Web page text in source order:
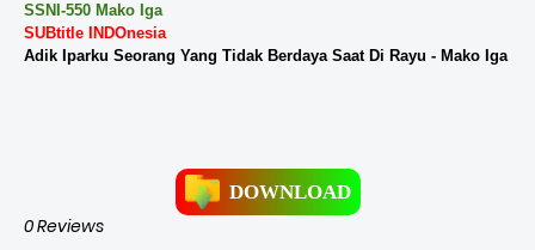
SSNI-550 Mako Iga
SUBtitle
INDOnesia
Adik Iparku Seorang Yang Tidak Berdaya Saat Di Rayu - Mako Iga
DOWNLOAD
0 Reviews